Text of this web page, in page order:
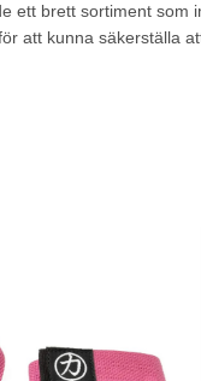
brett sortiment som
att kunna säkerställa